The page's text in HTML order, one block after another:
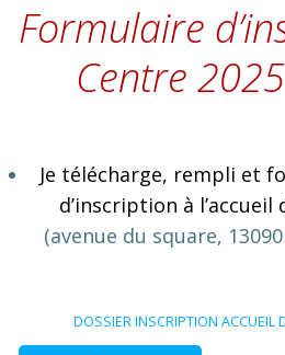
Formulaire
Centre 2025
Je télécharge, rempli et
d’inscription à l’accueil
(avenue du square,
DOSSIER INSCRIPTION ACCUEIL